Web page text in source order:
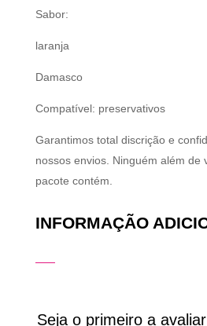
Sabor:
laranja
Damasco
Compatível: preservativos
Garantimos total discrição e
nossos envios. Ninguém além de
pacote contém.
INFORMAÇÃO
Seja o primeiro a